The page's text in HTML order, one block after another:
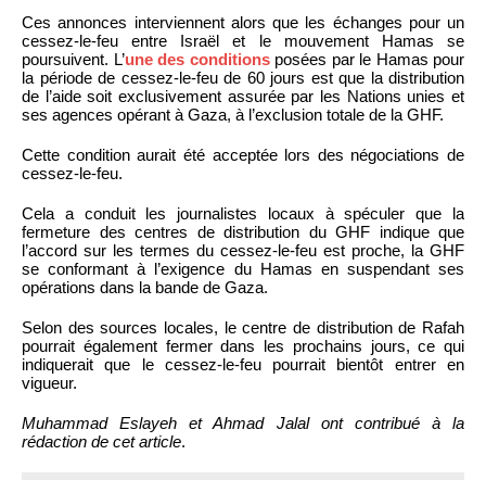
Ces annonces interviennent alors que les échanges pour un
cessez-le-feu entre Israël et le mouvement Hamas se
poursuivent. L’une des conditionsposées par le Hamas pour
la période de cessez-le-feu de 60 jours est que la distribution
de l’aide soit exclusivement assurée par les Nations unies et
ses agences opérant à Gaza, à l’exclusion totale de la GHF.
Cette condition aurait été acceptée lors des négociations de
cessez-le-feu.
Cela a conduit les journalistes locaux à spéculer que la
fermeture des centres de distribution du GHF indique que
l’accord sur les termes du cessez-le-feu est proche, la GHF
se conformant à l’exigence du Hamas en suspendant ses
opérations dans la bande de Gaza.
Selon des sources locales, le centre de distribution de Rafah
pourrait également fermer dans les prochains jours, ce qui
indiquerait que le cessez-le-feu pourrait bientôt entrer en
vigueur.
Muhammad Eslayeh et Ahmad Jalal ont contribué à la
rédaction de cet article.